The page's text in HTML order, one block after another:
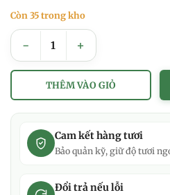
Còn 35 trong kho
Tôm khô thiên nhiên Size Trung
THÊM VÀO GIỎ
Cam kết hàng tươi
Bảo quản kỹ, giữ độ tươi
Đổi trả nếu lỗi